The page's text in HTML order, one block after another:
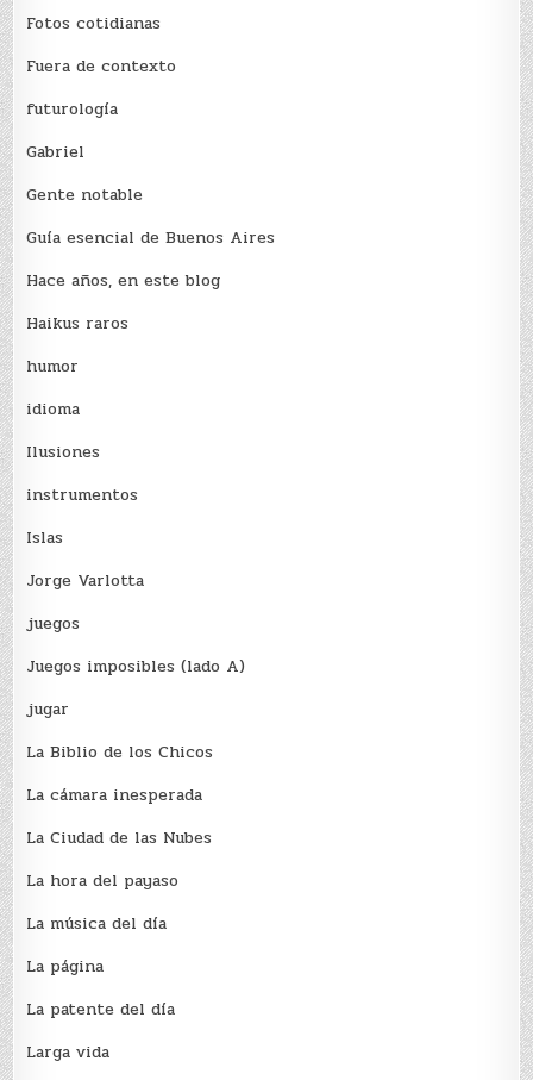
Fotos cotidianas
Fuera de contexto
futurología
Gabriel
Gente notable
Guía esencial de Buenos Aires
Hace años, en este blog
Haikus raros
humor
idioma
Ilusiones
instrumentos
Islas
Jorge Varlotta
juegos
Juegos imposibles (lado A)
jugar
La Biblio de los Chicos
La cámara inesperada
La Ciudad de las Nubes
La hora del payaso
La música del día
La página
La patente del día
Larga vida